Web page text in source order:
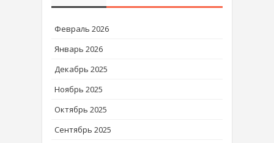
Февраль 2026
Январь 2026
Декабрь 2025
Ноябрь 2025
Октябрь 2025
Сентябрь 2025